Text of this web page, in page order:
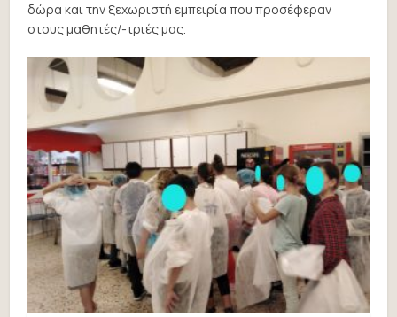
δώρα και την ξεχωριστή εμπειρία που προσέφεραν
στους μαθητές/-τριές μας.